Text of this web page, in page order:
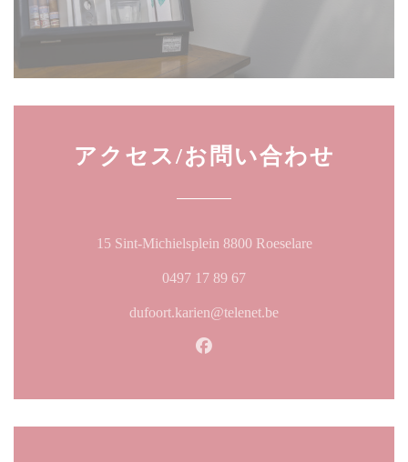
アクセス/お問い合わせ
15 Sint-Michielsplein 8800 Roeselare((新しいウィ
0497 17 89 67
dufoort.karien@telenet.be
Facebook ((新しいウィンド